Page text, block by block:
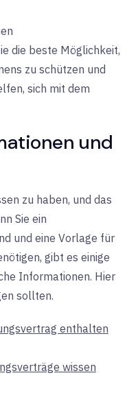
die beste Möglichkeit,
zu schützen und
sich mit dem
und
zu haben, und das
Sie ein
und eine Vorlage für
gibt es einige
Informationen. Hier
sollten.
enthalten
wissen